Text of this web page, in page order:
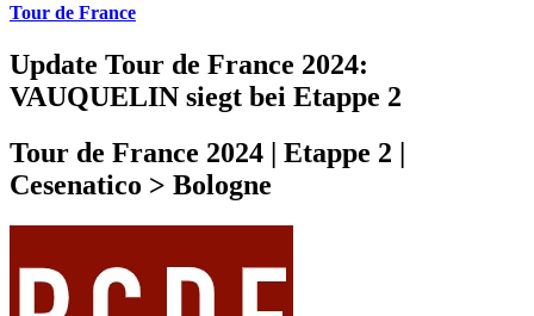
Tour de France
Update Tour de France 2024:
VAUQUELIN siegt bei Etappe 2
Tour de France 2024 | Etappe 2 |
Cesenatico > Bologne